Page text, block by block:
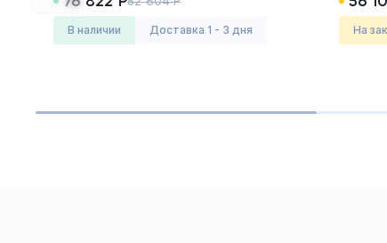
Дуб Винченцо - Белый
Серия:Концепт (CONCEPT)
в наличии Доставка 1 - 3 дня
Серия:
На